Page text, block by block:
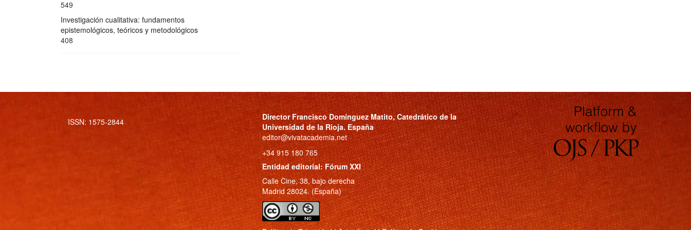
549
Investigación cualitativa: fundamentos
epistemológicos, teóricos y metodológicos
408
ISSN: 1575-2844 Director Francisco Domínguez Matito, Catedrático de la
Universidad de la Rioja. España
editor@vivatacademia.net
+34 915 180 765
Entidad editorial: Fórum XXI
Calle Cine, 38, bajo derecha
Madrid 28024. (España)